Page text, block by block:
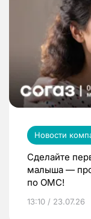
Новости
Сделайте
малыша —
по ОМС!
13:10 / 23.07.26